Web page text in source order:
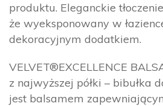
produktu. Eleganckie
że wyeksponowany w
dekoracyjnym dodatkiem.
VELVET®EXCELLENCE
z najwyższej półki – bibułka
jest balsamem